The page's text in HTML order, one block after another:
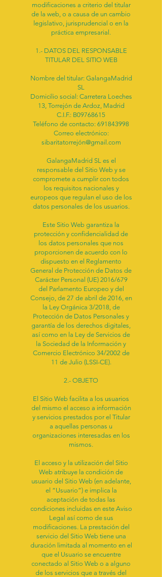
modificaciones a criterio del titular
de la web, o a causa de un cambio
legislativo, jurisprudencial o en la
práctica empresarial.
1.- DATOS DEL RESPONSABLE
TITULAR DEL SITIO WEB
Nombre del titular: GalangaMadrid
SL
Domicilio social: Carretera Loeches
13, Torrejón de Ardoz, Madrid
C.I.F.: B09768615
Teléfono de contacto: 691843998
Correo electrónico:
sibaritatorrejón@gmail.com
GalangaMadrid SL es el
responsable del Sitio Web y se
compromete a cumplir con todos
los requisitos nacionales y
europeos que regulan el uso de los
datos personales de los usuarios.
Este Sitio Web garantiza la
protección y confidencialidad de
los datos personales que nos
proporcionen de acuerdo con lo
dispuesto en el Reglamento
General de Protección de Datos de
Carácter Personal (UE) 2016/679
del Parlamento Europeo y del
Consejo, de 27 de abril de 2016, en
la Ley Orgánica 3/2018, de
Protección de Datos Personales y
garantía de los derechos digitales,
así como en la Ley de Servicios de
la Sociedad de la Información y
Comercio Electrónico 34/2002 de
11 de Julio (LSSI-CE).
2.- OBJETO
El Sitio Web facilita a los usuarios
del mismo el acceso a información
y servicios prestados por el Titular
a aquellas personas u
organizaciones interesadas en los
mismos.
El acceso y la utilización del Sitio
Web atribuye la condición de
usuario del Sitio Web (en adelante,
el “Usuario”) e implica la
aceptación de todas las
condiciones incluidas en este Aviso
Legal así como de sus
modificaciones. La prestación del
servicio del Sitio Web tiene una
duración limitada al momento en el
que el Usuario se encuentre
conectado al Sitio Web o a alguno
de los servicios que a través del